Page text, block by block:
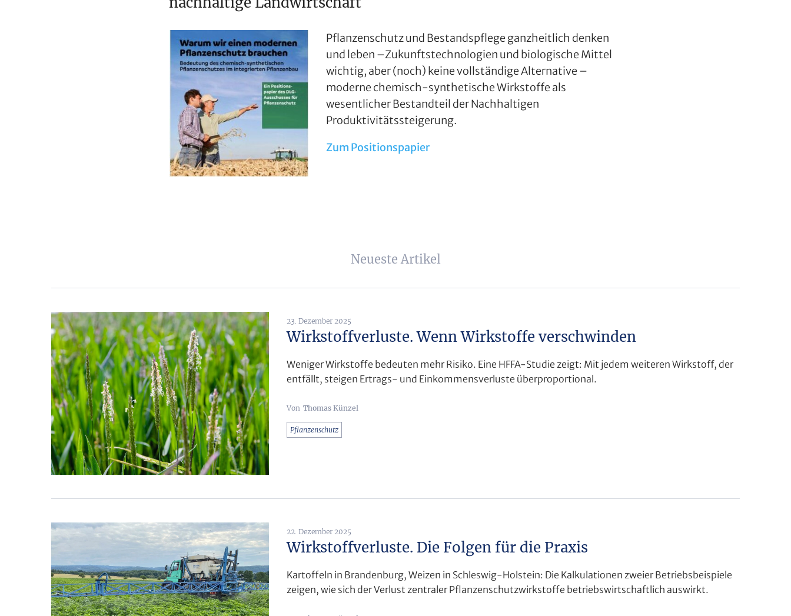
Pflanzenschutz und Bestandspflege ganzheitlich denken
und leben –Zukunftstechnologien und biologische Mittel
wichtig, aber (noch) keine vollständige Alternative –
moderne chemisch-synthetische Wirkstoffe als
wesentlicher Bestandteil der Nachhaltigen
Produktivitätssteigerung.
Zum Positionspapier
Neueste Artikel
23. Dezember 2025
Wirkstoffverluste. Wenn Wirkstoffe verschwinden
Weniger Wirkstoffe bedeuten mehr Risiko. Eine HFFA-Studie zeigt: Mit jedem weiteren Wirkstoff, der
entfällt, steigen Ertrags- und Einkommensverluste überproportional.
Thomas Künzel
Pflanzenschutz
22. Dezember 2025
Wirkstoffverluste. Die Folgen für die Praxis
Kartoffeln in Brandenburg, Weizen in Schleswig-Holstein: Die Kalkulationen zweier Betriebsbeispiele
zeigen, wie sich der Verlust zentraler Pflanzenschutzwirkstoffe betriebswirtschaftlich auswirkt.